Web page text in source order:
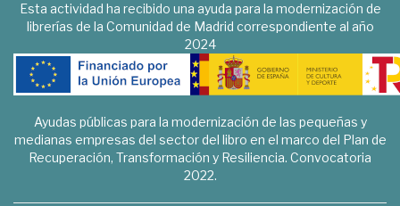
Esta actividad ha recibido una ayuda para la modernización de
librerías de la Comunidad de Madrid correspondiente al año
2024
Ayudas públicas para la modernización de las pequeñas y
medianas empresas del sector del libro en el marco del Plan de
Recuperación, Transformación y Resiliencia. Convocatoria
2022.